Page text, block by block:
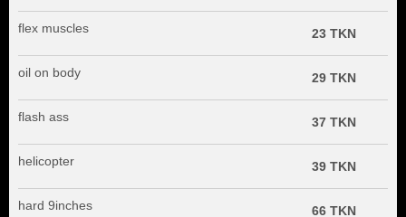
flex muscles 23 TKN
oil on body 29 TKN
flash ass 37 TKN
helicopter 39 TKN
hard 9inches 66 TKN